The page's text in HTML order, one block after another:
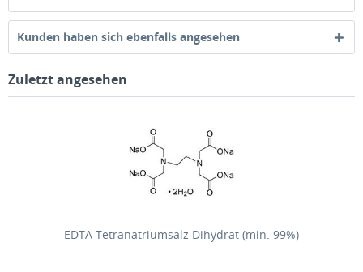
Kunden haben sich ebenfalls angesehen
Zuletzt angesehen
EDTA Tetranatriumsalz Dihydrat (min. 99%)